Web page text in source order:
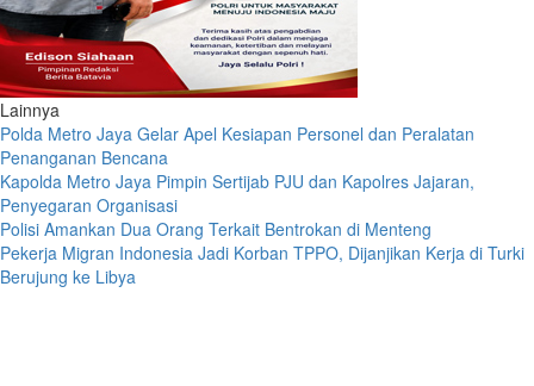
Lainnya
Polda Metro Jaya Gelar Apel Kesiapan Personel dan Peralatan
Penanganan Bencana
Kapolda Metro Jaya Pimpin Sertijab PJU dan Kapolres Jajaran,
Penyegaran Organisasi
Polisi Amankan Dua Orang Terkait Bentrokan di Menteng
Pekerja Migran Indonesia Jadi Korban TPPO, Dijanjikan Kerja di Turki
Berujung ke Libya